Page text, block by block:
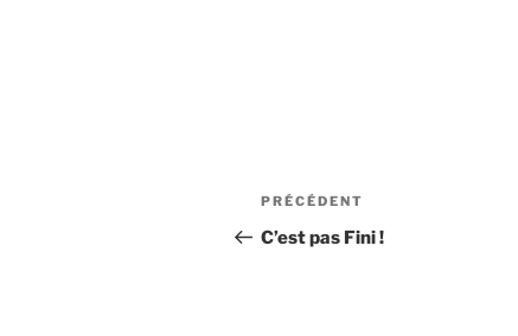
Navigation
de
Article
précédent
PRÉCÉDENT
C’est pas Fini !